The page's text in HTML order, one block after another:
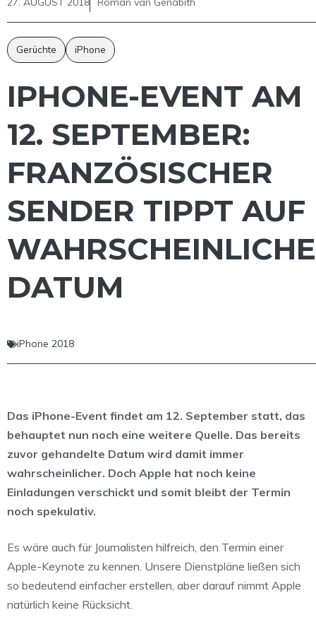
Gerüchte iPhone
IPHONE-EVENT AM
12. SEPTEMBER:
FRANZÖSISCHER
SENDER TIPPT AUF
DATUM
iPhone 2018
Das iPhone-Event findet am 12. September statt, das
behauptet nun noch eine weitere Quelle. Das bereits
zuvor gehandelte Datum wird damit immer
wahrscheinlicher. Doch Apple hat noch keine
Einladungen verschickt und somit bleibt der Termin
noch spekulativ.
Es wäre auch für Journalisten hilfreich, den Termin einer
Apple-Keynote zu kennen. Unsere Dienstpläne ließen sich
so bedeutend einfacher erstellen, aber darauf nimmt Apple
natürlich keine Rücksicht.